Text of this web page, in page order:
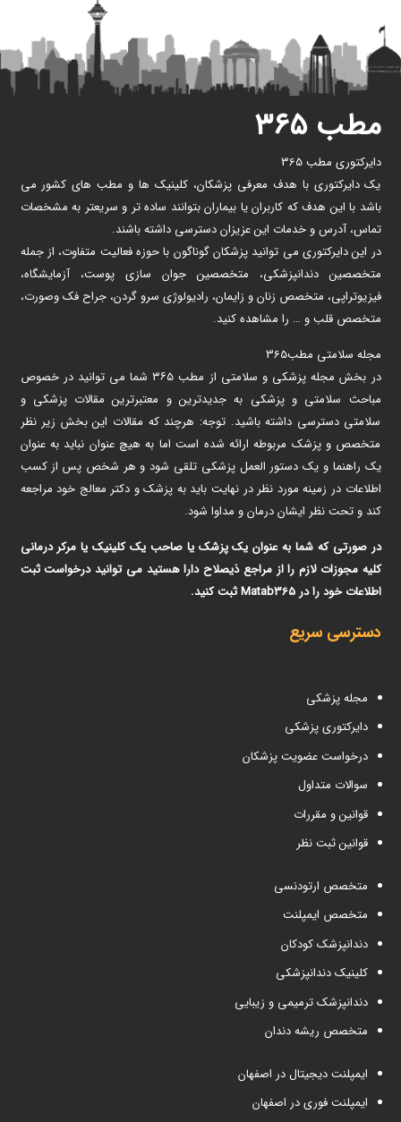
مطب ۳۶۵
دایرکتوری مطب 365
یک دایرکتوری با هدف معرفی پزشکان، کلینیک ها و مطب های کشور می
باشد با این هدف که کاربران یا بیماران بتوانند ساده تر و سریعتر به مشخصات
تماس، آدرس و خدمات این عزیزان دسترسی داشته باشند.
در این دایرکتوری می توانید پزشکان گوناگون با حوزه فعالیت متفاوت، از جمله
متخصصین دندانپزشکی، متخصصین جوان سازی پوست، آزمایشگاه،
فیزیوتراپی، متخصص زنان و زایمان، رادیولوژی سرو گردن، جراح فک وصورت،
متخصص قلب و … را مشاهده کنید.
مجله سلامتی مطب365
در بخش مجله پزشکی و سلامتی از مطب ۳۶۵ شما می توانید در خصوص
مباحث سلامتی و پزشکی به جدیدترین و معتبرترین مقالات پزشکی و
سلامتی دسترسی داشته باشید. توجه: هرچند که مقالات این بخش زیر نظر
متخصص و پزشک مربوطه ارائه شده است اما به هیچ عنوان نباید به عنوان
یک راهنما و یک دستور العمل پزشکی تلقی شود و هر شخص پس از کسب
اطلاعات در زمینه مورد نظر در نهایت باید به پزشک و دکتر معالج خود مراجعه
کند و تحت نظر ایشان درمان و مداوا شود.
در صورتی که شما به عنوان یک پزشک یا صاحب یک کلینیک یا مرکر درمانی
کلیه مجوزات لازم را از مراجع ذیصلاح دارا هستید می توانید درخواست ثبت
اطلاعات خود را در Matab365 ثبت کنید.
دسترسی سریع
مجله پزشکی
دایرکتوری پزشکی
درخواست عضویت پزشکان
سوالات متداول
قوانین و مقررات
قوانین ثبت نظر
متخصص ارتودنسی
متخصص ایمپلنت
دندانپزشک کودکان
کلینیک دندانپزشکی
دندانپزشک ترمیمی و زیبایی
متخصص ریشه دندان
ایمپلنت دیجیتال در اصفهان
ایمپلنت فوری در اصفهان